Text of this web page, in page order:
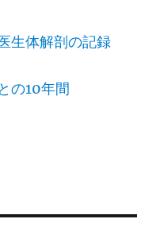
生体解剖の記録
の10年間